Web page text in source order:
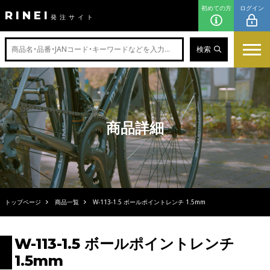
RINEI 発注サイト
初めての方 ログイン
検索
商品詳細
トップページ 商品一覧 W-113-1.5 ボールポイントレンチ 1.5mm
W-113-1.5 ボールポイントレンチ
1.5mm